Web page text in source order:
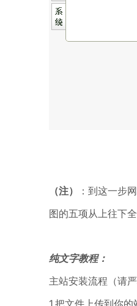
（注）
：到这一步
图的五项从上往下
纯文字教程：
主站安装流程（请
1.把文件上传到你